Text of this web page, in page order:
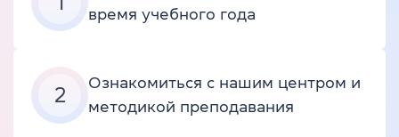
время учебного года
2
Ознакомиться с нашим центром и
методикой преподавания